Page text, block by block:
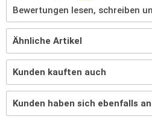
Bewertungen lesen, schreiben
Ähnliche Artikel
Kunden kauften auch
Kunden haben sich ebenfalls